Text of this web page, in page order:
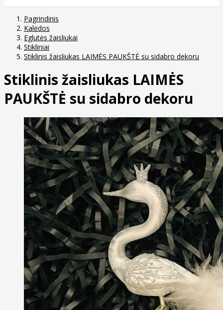
Pagrindinis
Kalėdos
Eglutės žaisliukai
Stikliniai
Stiklinis žaisliukas LAIMĖS PAUKŠTĖ su sidabro dekoru
Stiklinis žaisliukas LAIMĖS
PAUKŠTĖ su sidabro dekoru